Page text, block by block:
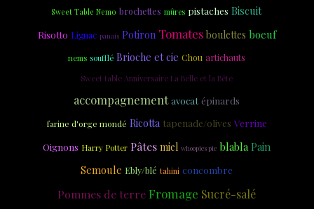
Sweet Table Nemo brochettes mûres pistaches Biscuit
Risotto Lignac panais Potiron Tomates boulettes boeuf
nems soufflé Brioche et cie Chou artichauts
Sweet table Anniversaire La Belle et la Bête
accompagnement avocat épinards
farine d'orge mondé Ricotta tapenade/olives Verrine
Oignons Harry Potter Pâtes miel whoopies pie blabla Pain
Semoule Ebly/blé tahini concombre
Pommes de terre Fromage Sucré-salé